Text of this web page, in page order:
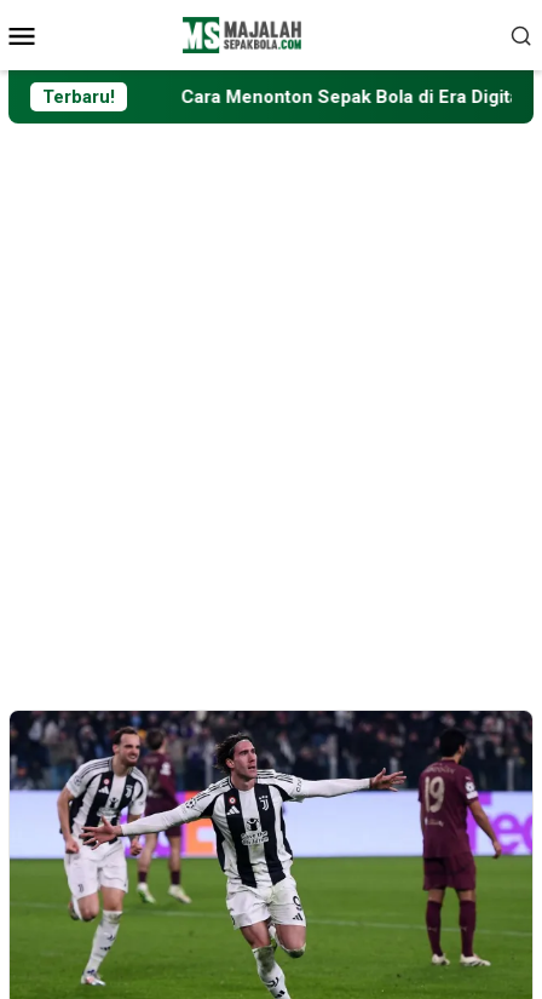
ke
kontenMobile
Terbaru!
Cara Menonton Sepak Bola di Era Digital: dari Televisi